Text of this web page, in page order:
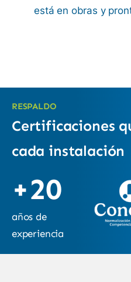
está en obras y
RESPALDO
Certificaciones
cada instalación
+20
años de
experiencia